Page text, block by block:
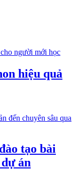
hiệu quả
tạo bài
án